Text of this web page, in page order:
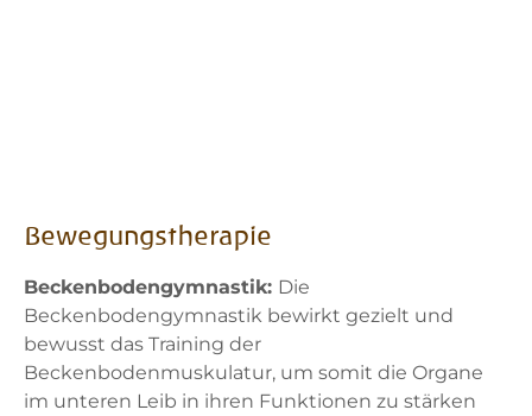
Bewegungstherapie
Beckenbodengymnastik: Die
Beckenbodengymnastik bewirkt gezielt und
bewusst das Training der
Beckenbodenmuskulatur, um somit die Organe
im unteren Leib in ihren Funktionen zu stärken